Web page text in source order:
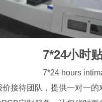
7*24小时
7*24 hours
接待团队，提供一对一的